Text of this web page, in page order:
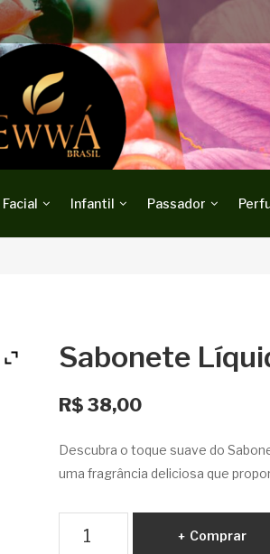
Facial Infantil Passador
Sabonete
R$ 38,00
Descubra o toque suave do
uma fragrância deliciosa que
Comprar